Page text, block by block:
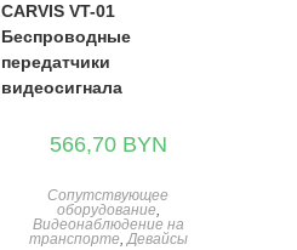
Сопутствующее
оборудование,
Видеонаблюдение на
транспорте,Девайсы
CARVIS VT-01
Беспроводные
передатчики
видеосигнала
566,70 BYN